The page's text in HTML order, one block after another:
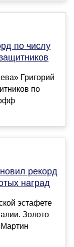
по числу
Григорий
по
рекорд
наград
эстафете
Золото